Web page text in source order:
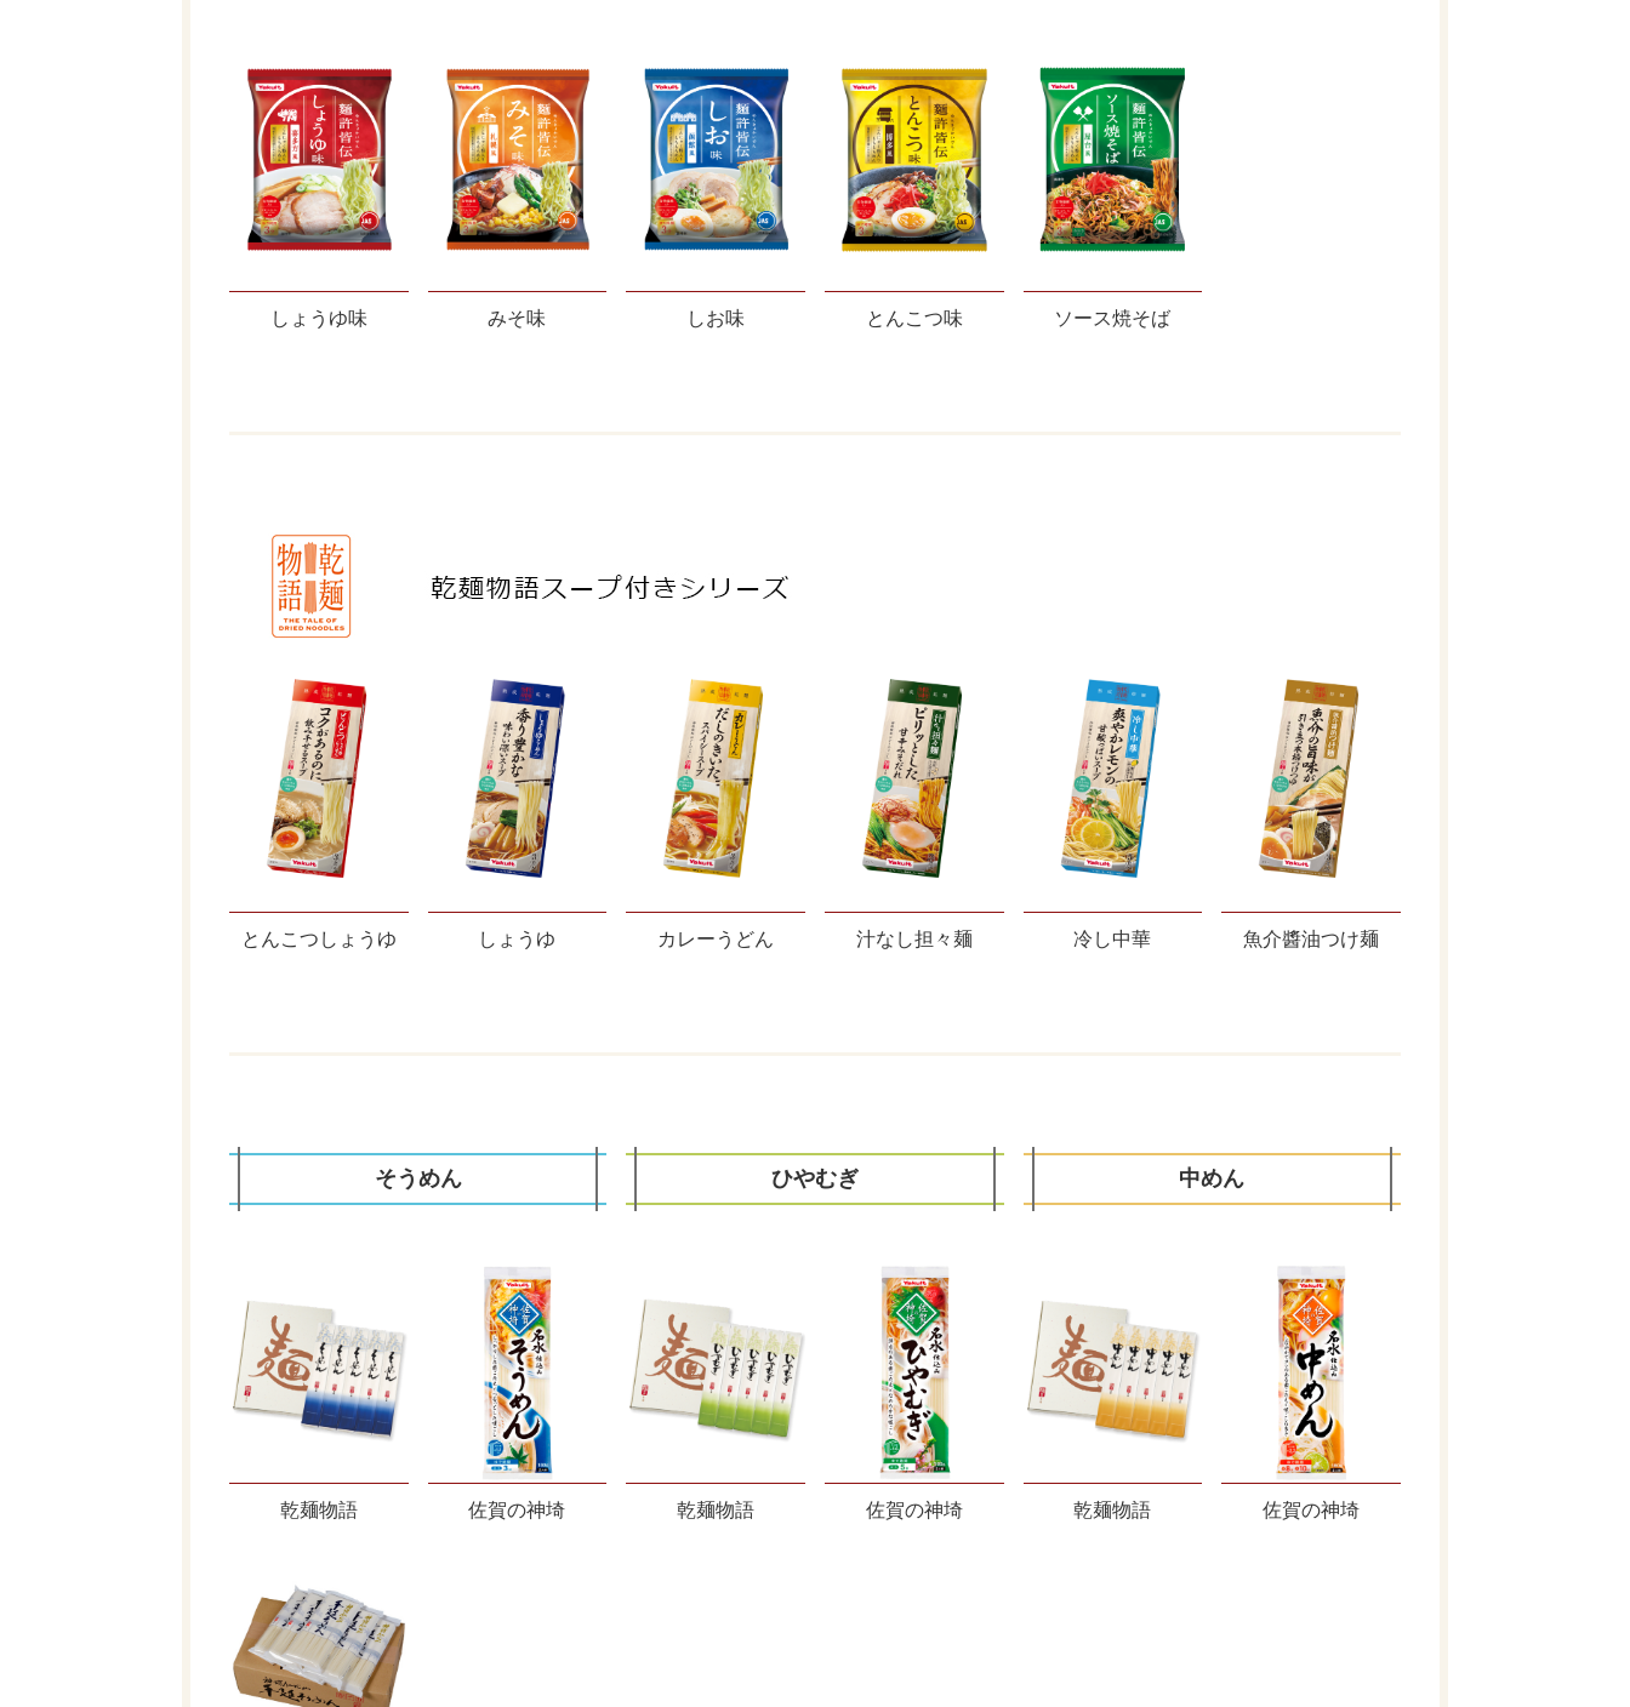
しょうゆ味 みそ味 しお味 とんこつ味 ソース焼そば
とんこつしょうゆ しょうゆ カレーうどん 汁なし担々麺 冷し中華 魚介醬油つけ麺
そうめん
乾麺物語 佐賀の神埼
ひやむぎ
乾麺物語 佐賀の神埼
中めん
乾麺物語 佐賀の神埼